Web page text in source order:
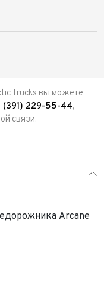
Trucks вы можете
(391) 229-55-44,
связи.
Arcane